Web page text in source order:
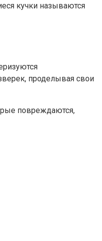
кучки называются
проделывая свои
повреждаются,